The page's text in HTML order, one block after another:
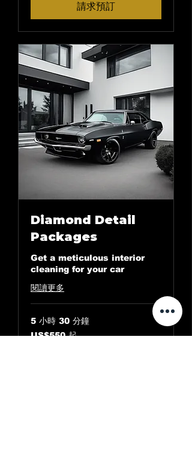
請求預訂
Diamond Detail
Packages
Get a meticulous interior
cleaning for your car
閱讀更多
5 小時 30 分鐘
550
US$550 起